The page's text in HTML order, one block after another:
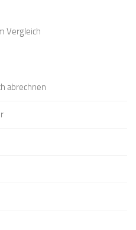
Vergleich
abrechnen